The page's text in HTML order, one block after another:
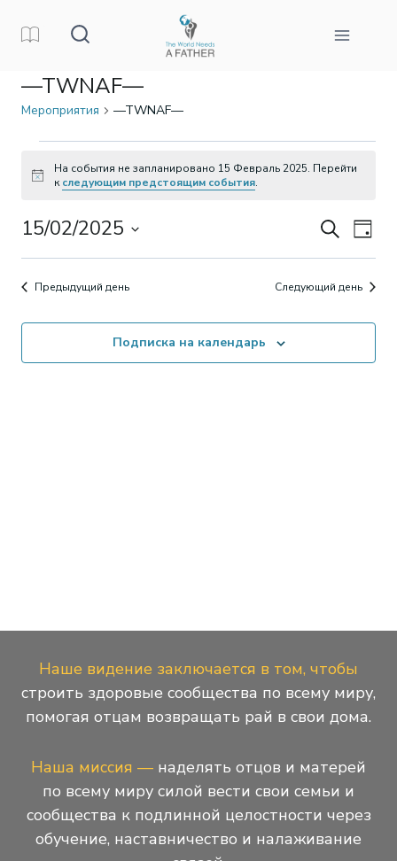
—TWNAF—
Мероприятия —TWNAF—
Мероприятия
для
15
Февраль
2025
Заметка
На события не запланировано 15 Февраль 2025. Перейти
кследующим предстоящим события.
Поиск
и
ПоискДень
15/02/2025
Выбрать
дату.Предыдущий день Следующий день
Подписка на календарь
Наше видение заключается в том, чтобы
строить здоровые сообщества по всему миру,
помогая отцам возвращать рай в свои дома.
Наша миссия — наделять отцов и матерей
по всему миру силой вести свои семьи и
сообщества к подлинной целостности через
обучение, наставничество и налаживание